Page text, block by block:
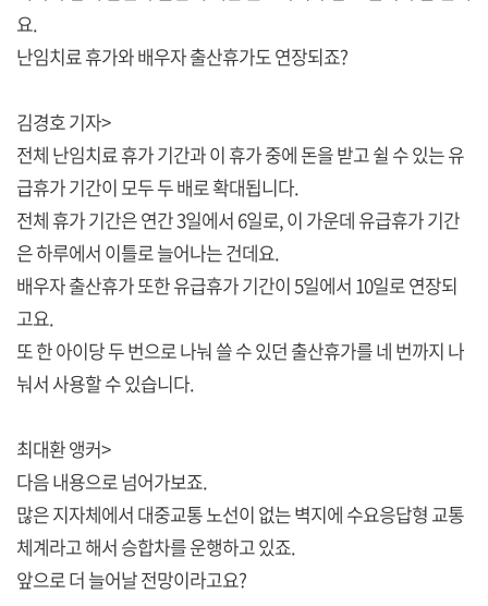
요.
난임치료 휴가와 배우자 출산휴가도 연장되죠?
김경호 기자>
전체 난임치료 휴가 기간과 이 휴가 중에 돈을 받고 쉴 수 있는 유
급휴가 기간이 모두 두 배로 확대됩니다.
전체 휴가 기간은 연간 3일에서 6일로, 이 가운데 유급휴가 기간
은 하루에서 이틀로 늘어나는 건데요.
배우자 출산휴가 또한 유급휴가 기간이 5일에서 10일로 연장되
고요.
또 한 아이당 두 번으로 나눠 쓸 수 있던 출산휴가를 네 번까지 나
눠서 사용할 수 있습니다.
최대환 앵커>
다음 내용으로 넘어가보죠.
많은 지자체에서 대중교통 노선이 없는 벽지에 수요응답형 교통
체계라고 해서 승합차를 운행하고 있죠.
앞으로 더 늘어날 전망이라고요?